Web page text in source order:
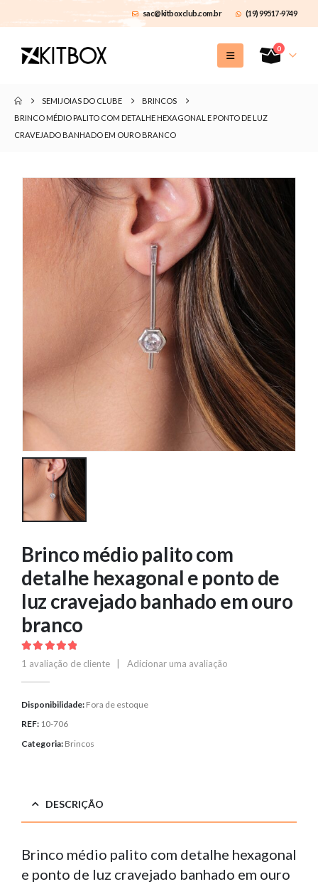
sac@kitboxclub.com.br (19) 99517-9749
0
SEMIJOIAS DO CLUBE
BRINCOS
BRINCO MÉDIO PALITO COM DETALHE HEXAGONAL E PONTO DE LUZ
CRAVEJADO BANHADO EM OURO BRANCO
Brinco médio palito com
detalhe hexagonal e ponto de
luz cravejado banhado em ouro
branco
5.00out of 5
1 avaliação de cliente Adicionar uma avaliação
Disponibilidade: Fora de estoque
REF: 10-706
Categoria: Brincos
DESCRIÇÃO
Brinco médio palito com detalhe hexagonal
e ponto de luz cravejado banhado em ouro